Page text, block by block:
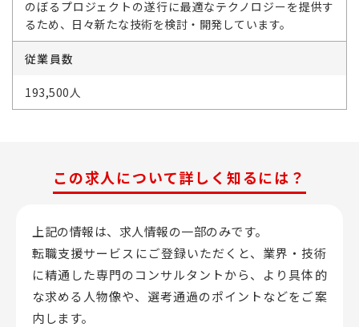
のぼるプロジェクトの遂行に最適なテクノロジーを提供す
るため、日々新たな技術を検討・開発しています。
従業員数
193,500人
この求人について詳しく知るには？
上記の情報は、求人情報の一部のみです。
転職支援サービスにご登録いただくと、業界・技術
に精通した専門のコンサルタントから、 より具体的
な求める人物像や、選考通過のポイントなどをご案
内します。